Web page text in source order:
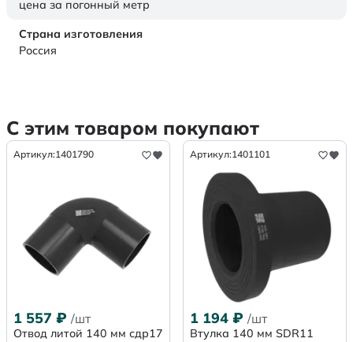
цена за погонный метр
Страна изготовления
Россия
С этим товаром покупают
Артикул:1401790
1 557 ₽ /шт
Отвод литой 140 мм сдр17
Артикул:1401101
1 194 ₽ /шт
Втулка 140 мм SDR11